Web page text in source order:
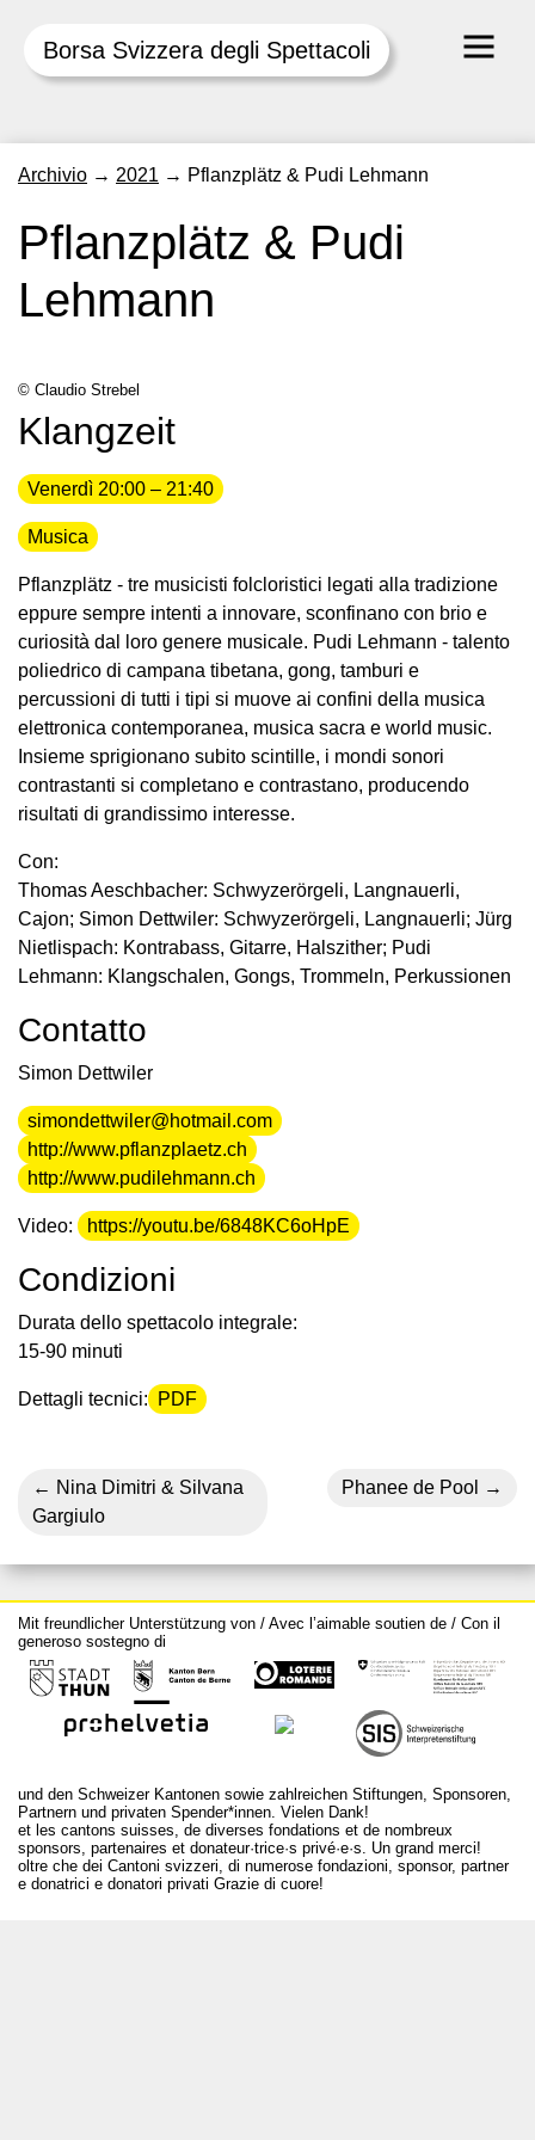
Borsa Svizzera degli Spettacoli
Archivio → 2021 → Pflanzplätz & Pudi Lehmann
Pflanzplätz & Pudi
Lehmann
Klangzeit
Venerdì 20:00 – 21:40
Musica
Pflanzplätz - tre musicisti folcloristici legati alla tradizione
eppure sempre intenti a innovare, sconfinano con brio e
curiosità dal loro genere musicale. Pudi Lehmann - talento
poliedrico di campana tibetana, gong, tamburi e
percussioni di tutti i tipi si muove ai confini della musica
elettronica contemporanea, musica sacra e world music.
Insieme sprigionano subito scintille, i mondi sonori
contrastanti si completano e contrastano, producendo
risultati di grandissimo interesse.
Con:
Thomas Aeschbacher: Schwyzerörgeli, Langnauerli,
Cajon; Simon Dettwiler: Schwyzerörgeli, Langnauerli; Jürg
Nietlispach: Kontrabass, Gitarre, Halszither; Pudi
Lehmann: Klangschalen, Gongs, Trommeln, Perkussionen
Contatto
Simon Dettwiler
simondettwiler@hotmail.com
http://www.pflanzplaetz.ch
http://www.pudilehmann.ch
Video: https://youtu.be/6848KC6oHpE
Condizioni
Durata dello spettacolo integrale:
15-90 minuti
Dettagli tecnici: PDF
© Claudio Strebel
Nina Dimitri & Silvana
Gargiulo
Phanee de Pool
Mit freundlicher Unterstützung von / Avec l’aimable soutien de / Con il
generoso sostegno di
und den Schweizer Kantonen sowie zahlreichen Stiftungen, Sponsoren,
Partnern und privaten Spender*innen. Vielen Dank!
et les cantons suisses, de diverses fondations et de nombreux
sponsors, partenaires et donateur·trice·s privé·e·s. Un grand merci!
oltre che dei Cantoni svizzeri, di numerose fondazioni, sponsor, partner
e donatrici e donatori privati Grazie di cuore!